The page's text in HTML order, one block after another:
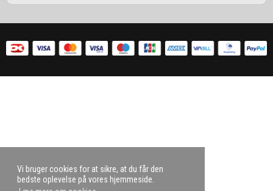
Vi bruger cookies for at sikre, at du får den
bedste oplevelse på vores hjemmeside.